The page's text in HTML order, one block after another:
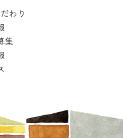
わり
集